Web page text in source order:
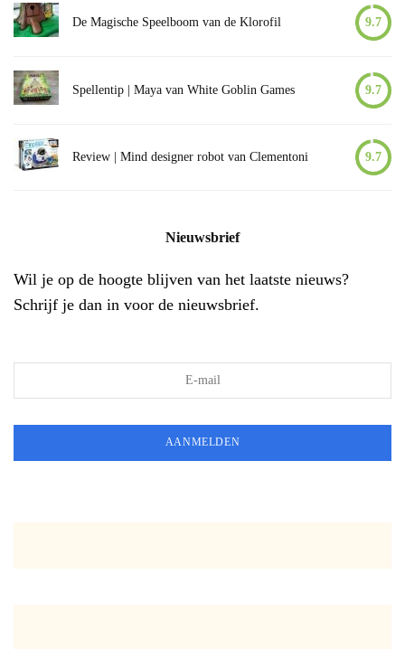
De Magische Speelboom van de Klorofil 9.7
Spellentip | Maya van White Goblin Games 9.7
Review | Mind designer robot van Clementoni 9.7
Nieuwsbrief
Wil je op de hoogte blijven van het laatste nieuws?
Schrijf je dan in voor de nieuwsbrief.